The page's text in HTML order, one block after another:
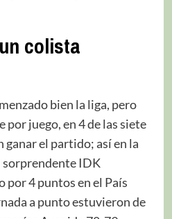
colista
bien la liga, pero
por juego, en 4 de las siete
el partido; así en la
sorprendente IDK
por 4 puntos en el País
a punto estuvieron de